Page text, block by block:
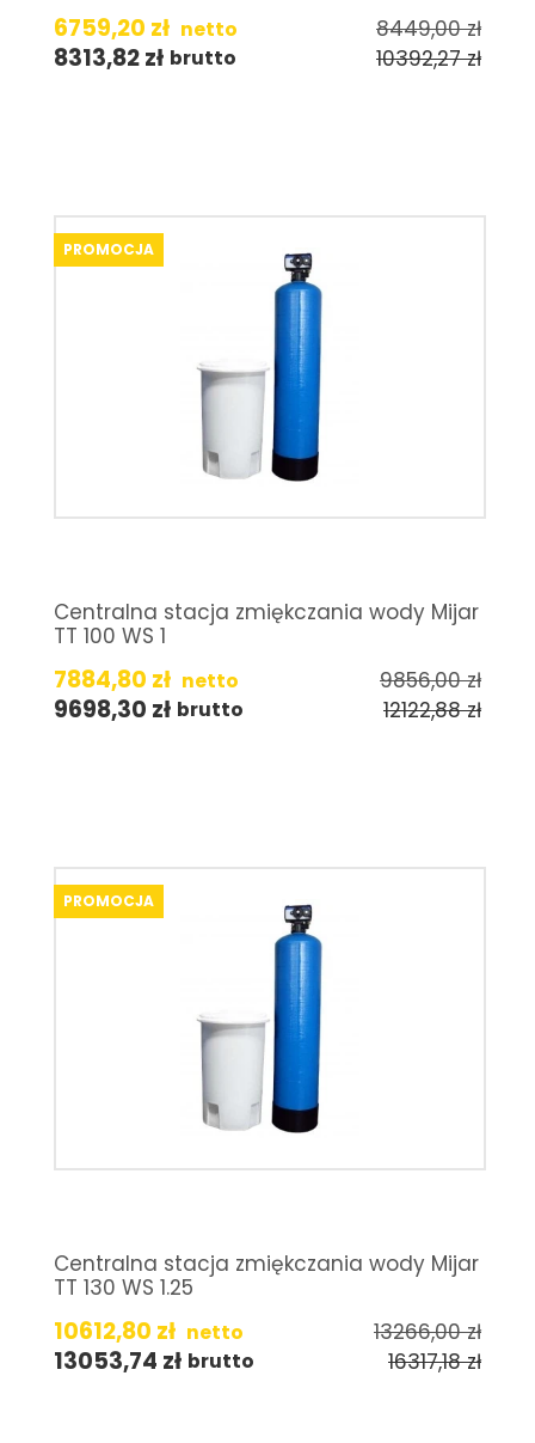
6759,20 zł netto 8449,00zł
8313,82zł brutto 10392,27zł
PROMOCJA
Centralna stacja zmiękczania wody Mijar
TT 100 WS 1
7884,80 zł netto 9856,00zł
9698,30 zł brutto 12122,88zł
PROMOCJA
Centralna stacja zmiękczania wody Mijar
TT 130 WS 1.25
10612,80 zł netto 13266,00zł
13053,74 zł brutto 16317,18zł